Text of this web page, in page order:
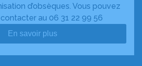
d’obsèques. Vous pouvez
au 06 31 22 99 56
En savoir plus